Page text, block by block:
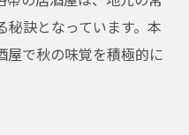
訣となっています。本
屋で秋の味覚を積極的に